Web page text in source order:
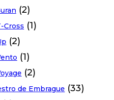
(2)
Cross (1)
(2)
(1)
(2)
de Embrague (33)